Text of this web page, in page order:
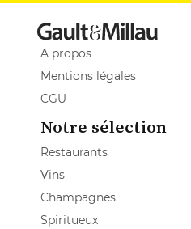
A propos
Mentions légales
CGU
Notre sélection
Restaurants
Vins
Champagnes
Spiritueux